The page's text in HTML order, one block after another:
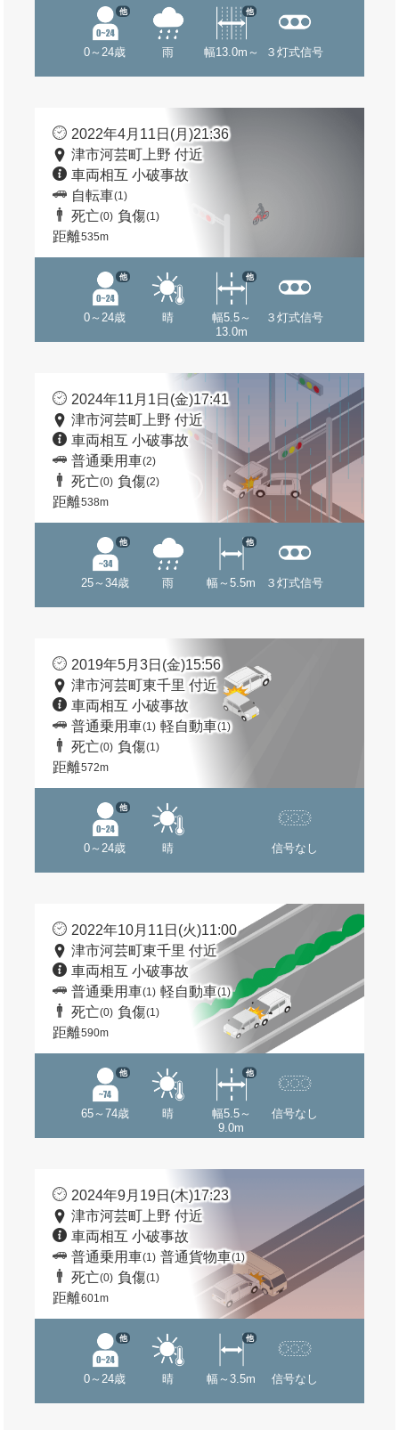
0～24歳
他
雨 幅13.0m～
他
３灯式信号
2022年4月11日(月)21:36
津市河芸町上野 付近
車両相互 小破事故
自転車(1)
死亡(0) 負傷(1)
距離535m
0～24歳
他
晴
幅5.5～
13.0m
他
３灯式信号
2024年11月1日(金)17:41
津市河芸町上野 付近
車両相互 小破事故
普通乗用車(2)
死亡(0) 負傷(2)
距離538m
25～34歳
他
雨 幅～5.5m
他
３灯式信号
2019年5月3日(金)15:56
津市河芸町東千里 付近
車両相互 小破事故
普通乗用車(1) 軽自動車(1)
死亡(0) 負傷(1)
距離572m
0～24歳
他
晴 信号なし
2022年10月11日(火)11:00
津市河芸町東千里 付近
車両相互 小破事故
普通乗用車(1) 軽自動車(1)
死亡(0) 負傷(1)
距離590m
65～74歳
他
晴
幅5.5～
9.0m
他
信号なし
2024年9月19日(木)17:23
津市河芸町上野 付近
車両相互 小破事故
普通乗用車(1) 普通貨物車(1)
死亡(0) 負傷(1)
距離601m
0～24歳
他
晴 幅～3.5m
他
信号なし